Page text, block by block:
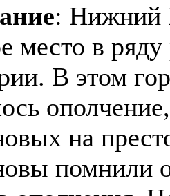
: Нижний
место в
В этом
на
помнили